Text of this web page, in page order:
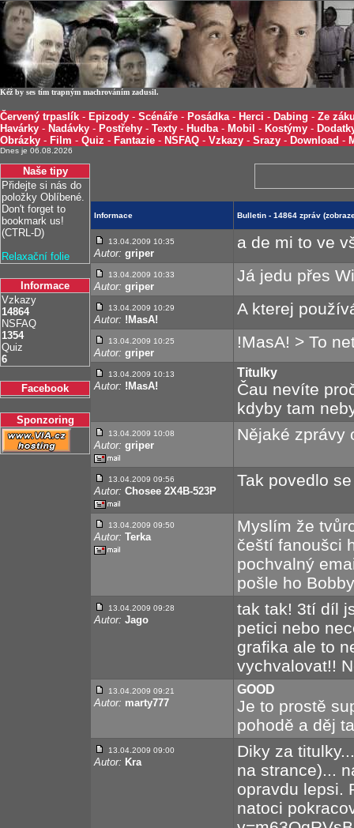
Kéž by ses tím trapným machrováním zadusil.
Červený trpaslík - Epizody - Scénáře - Posádka- Herci - Dabing - Ze
Havárky - Nadávky - Postřehy - Texty - Hudba- Mobil - Kostýmy -
Obrázky - Film - Quiz - Fantazie - NSFAQ - Vzkazy - Srazy - Download -
Dnes je 06.08.2026
Naše tipy
Přidejte si nás do
položky Oblíbené.
Don't forget to
bookmark us!
(CTRL-D)
Relaxační folie
Informace
Vzkazy
14864
NSFAQ
1354
Quiz
6
Facebook
Sponzoring
Informace Bulletin - 14864 zpráv
13.04.2009 10:35
Autor: griper
a de mi to ve
13.04.2009 10:33
Autor: griper
Já jedu přes
13.04.2009 10:29
Autor: !MasA!
A kterej
13.04.2009 10:25
Autor: griper
!MasA! > To
13.04.2009 10:13
Autor: !MasA!
Titulky
Čau nevíte
kdyby tam
13.04.2009 10:08
Autor: griper
Nějaké zprávy
13.04.2009 09:56
Autor: Chosee 2X4B-523P
Tak povedlo
13.04.2009 09:50
Autor: Terka
Myslím že
čeští fanoušci
pochvalný
pošle ho
13.04.2009 09:28
Autor: Jago
tak tak! 3tí díl
petici nebo
grafika ale to
vychvalovat!!
13.04.2009 09:21
Autor: marty777
GOOD
Je to prostě
pohodě a děj
13.04.2009 09:00
Autor: Kra
Diky za
na strance)...
opravdu lepsi.
natoci